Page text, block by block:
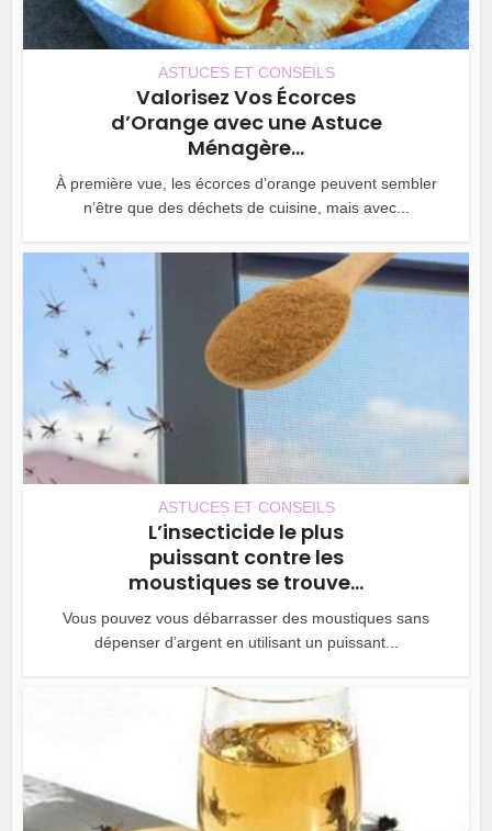
ASTUCES ET CONSEILS
Valorisez Vos Écorces
d’Orange avec une Astuce
Ménagère...
À première vue, les écorces d’orange peuvent sembler
n’être que des déchets de cuisine, mais avec...
ASTUCES ET CONSEILS
L’insecticide le plus
puissant contre les
moustiques se trouve...
Vous pouvez vous débarrasser des moustiques sans
dépenser d’argent en utilisant un puissant...